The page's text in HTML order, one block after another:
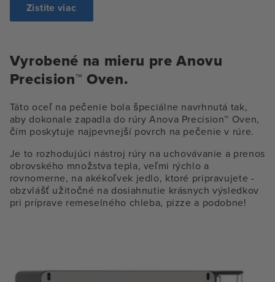
Zistite viac
Vyrobené na mieru pre Anovu
Precision™ Oven.
Táto oceľ na pečenie bola špeciálne navrhnutá tak,
aby dokonale zapadla do rúry Anova Precision™ Oven,
čím poskytuje najpevnejší povrch na pečenie v rúre.
Je to rozhodujúci nástroj rúry na uchovávanie a prenos
obrovského množstva tepla, veľmi rýchlo a
rovnomerne, na akékoľvek jedlo, ktoré pripravujete -
obzvlášť užitočné na dosiahnutie krásnych výsledkov
pri príprave remeselného chleba, pizze a podobne!